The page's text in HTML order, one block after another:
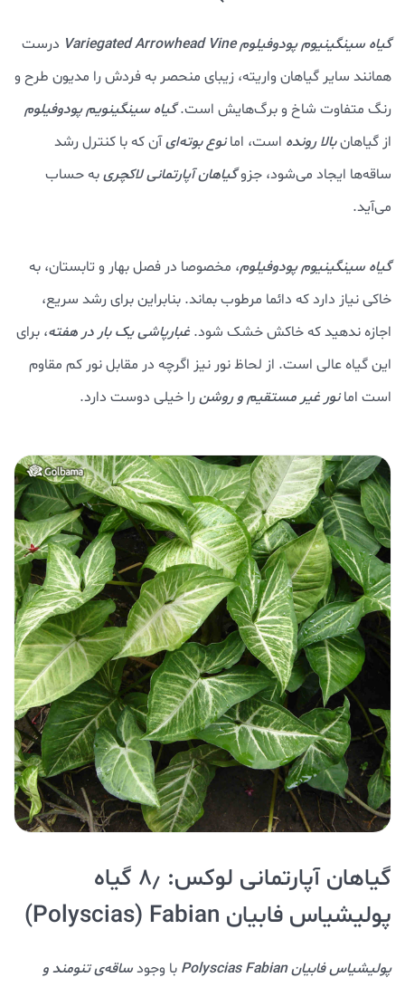
گیاه سینگینیوم پودوفیلومVariegated Arrowhead Vine درست
همانند سایر گیاهان واریته، زیبای منحصر به فردش را مدیون طرح و
رنگ متفاوت شاخ و برگ‌هایش است.گیاه سینگینویم پودوفیلوم
از گیاهانبالا رونده است، اما نوع بوته‌ایآن که با کنترل رشد
ساقه‌ها ایجاد می‌شود، جزوگیاهان آپارتمانی لاکچریبه حساب
می‌آید.
گیاه سینگینیوم پودوفیلوم، مخصوصا در فصل بهار و تابستان، به
خاکی نیاز دارد که دائما مرطوب بماند. بنابراین برای رشد سریع،
اجازه ندهید که خاکش خشک شود. غبارپاشی یک بار در هفته، برای
این گیاه عالی است. از لحاظ نور نیز اگرچه در مقابل نور کم مقاوم
است امانور غیر مستقیم و روشن را خیلی دوست دارد.
گیاهان آپارتمانی لوکس: ۸٫ گیاه
پولیشیاس فابیان Polyscias) Fabian)
پولیشیاس فابیان Polyscias Fabian با وجودساقه‌ی تنومند و